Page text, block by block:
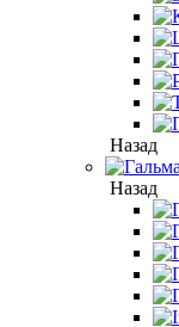
Назад
Назад